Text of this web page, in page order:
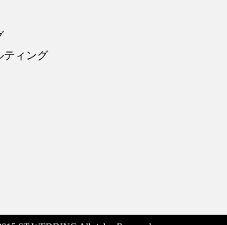
ティング